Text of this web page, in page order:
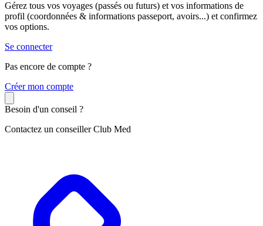
Gérez tous vos voyages (passés ou futurs) et vos informations de
profil (coordonnées & informations passeport, avoirs...) et confirmez
vos options.
Se connecter
Pas encore de compte ?
Créer mon compte
Besoin d'un conseil ?
Contactez un conseiller Club Med